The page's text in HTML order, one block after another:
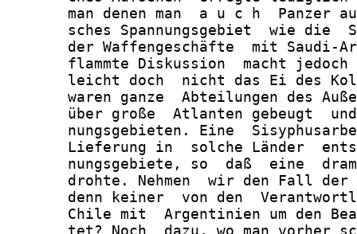
man denen man  a u c h  Panzer
sches Spannungsgebiet  wie die
der Waffengeschäfte  mit Saudi-
flammte Diskussion  macht
leicht doch  nicht das Ei des
waren ganze  Abteilungen des
über große  Atlanten gebeugt
nungsgebieten. Eine
Lieferung in  solche Länder
nungsgebiete, so  daß  eine
drohte. Nehmen  wir den Fall
denn keiner  von den
Chile mit  Argentinien um den